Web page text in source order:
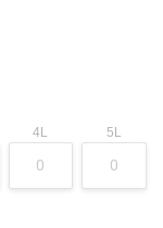
4L 5L